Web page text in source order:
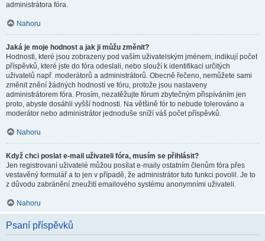
administrátora fóra.
Nahoru
Jaká je moje hodnost a jak ji můžu změnit?
Hodnosti, které jsou zobrazeny pod vaším uživatelským jménem, indikují počet
příspěvků, které jste do fóra odeslali, nebo slouží k identifikaci určitých
uživatelů např. moderátorů a administrátorů. Obecně řečeno, nemůžete sami
změnit znění žádných hodností ve fóru, protože jsou nastaveny
administrátorem fóra. Prosím, nezatěžujte fórum zbytečným přispíváním jen
proto, abyste dosáhli vyšší hodnosti. Na většině fór to nebude tolerováno a
moderátor nebo administrátor jednoduše sníží váš počet příspěvků.
Nahoru
Když chci poslat e-mail uživateli fóra, musím se přihlásit?
Jen registrovaní uživatelé můžou posílat e-maily ostatním členům fóra přes
vestavěný formulář a to jen v případě, že administrátor tuto funkci povolil. Je to
z důvodu zabránění zneužití emailového systému anonymními uživateli.
Nahoru
Psaní příspěvků